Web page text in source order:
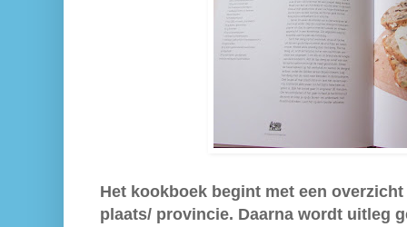
Het kookboek begint met een
plaats/ provincie. Daarna wordt uitleg